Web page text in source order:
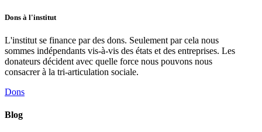
Dons à l'institut
L'institut se finance par des dons. Seulement par cela nous
sommes indépendants vis-à-vis des états et des entreprises. Les
donateurs décident avec quelle force nous pouvons nous
consacrer à la tri-articulation sociale.
Dons
Blog